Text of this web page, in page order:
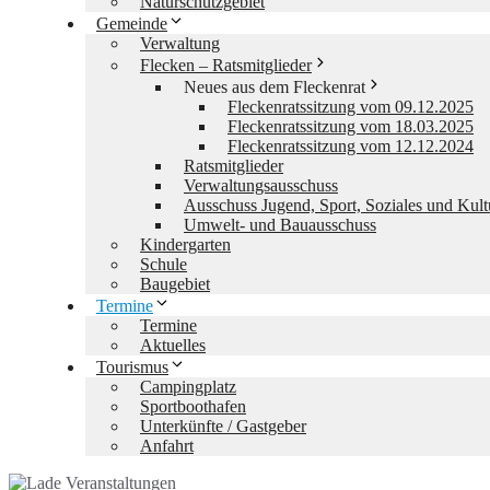
Gemeinde
Verwaltung
Flecken – Ratsmitglieder
Neues aus dem Fleckenrat
Fleckenratssitzung vom 09.12.2025
Fleckenratssitzung vom 18.03.2025
Fleckenratssitzung vom 12.12.2024
Ratsmitglieder
Verwaltungsausschuss
Ausschuss Jugend, Sport, Soziales und
Umwelt- und Bauausschuss
Kindergarten
Schule
Baugebiet
Termine
Termine
Aktuelles
Tourismus
Campingplatz
Sportboothafen
Unterkünfte / Gastgeber
Anfahrt